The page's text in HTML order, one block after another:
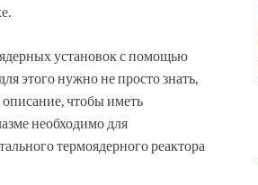
установок с помощью
этого нужно не просто знать,
чтобы иметь
необходимо для
термоядерного реактора